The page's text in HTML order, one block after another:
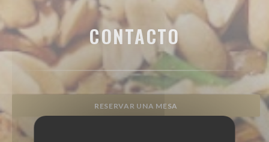
CONTACTO
RESERVAR UNA MESA